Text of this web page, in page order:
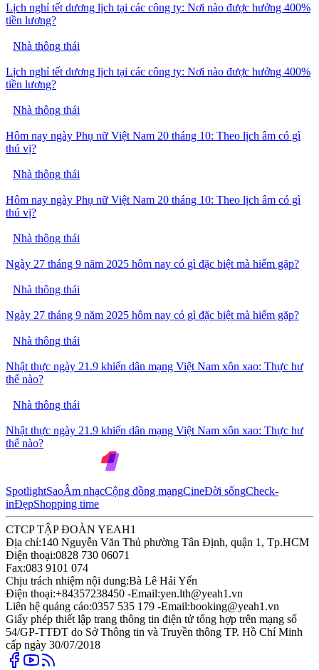
Lịch nghỉ tết dương lịch tại các công ty: Nơi nào được hưởng 400%
tiền lương?
Nhà thông thái
Lịch nghỉ tết dương lịch tại các công ty: Nơi nào được hưởng 400%
tiền lương?
Nhà thông thái
Hôm nay ngày Phụ nữ Việt Nam 20 tháng 10: Theo lịch âm có gì
thú vị?
Nhà thông thái
Hôm nay ngày Phụ nữ Việt Nam 20 tháng 10: Theo lịch âm có gì
thú vị?
Nhà thông thái
Ngày 27 tháng 9 năm 2025 hôm nay có gì đặc biệt mà hiếm gặp?
Nhà thông thái
Ngày 27 tháng 9 năm 2025 hôm nay có gì đặc biệt mà hiếm gặp?
Nhà thông thái
Nhật thực ngày 21.9 khiến dân mạng Việt Nam xôn xao: Thực hư
thế nào?
Nhà thông thái
Nhật thực ngày 21.9 khiến dân mạng Việt Nam xôn xao: Thực hư
thế nào?
SpotlightSaoÂm nhạcCộng đồng mạngCineĐời sốngCheck-
inĐẹpShopping time
CTCP TẬP ĐOÀN YEAH1
Địa chỉ:140 Nguyễn Văn Thủ phường Tân Định, quận 1, Tp.HCM
Điện thoại:0828 730 06071
Fax:083 9101 074
Chịu trách nhiệm nội dung:Bà Lê Hải Yến
Điện thoại:+84357238450 -Email:yen.lth@yeah1.vn
Liên hệ quảng cáo:0357 535 179 -Email:booking@yeah1.vn
Giấy phép thiết lập trang thông tin điện tử tổng hợp trên mạng số
54/GP-TTĐT do Sở Thông tin và Truyền thông TP. Hồ Chí Minh
cấp ngày 30/07/2018